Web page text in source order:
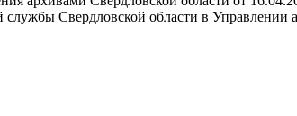
службы Свердловской области в